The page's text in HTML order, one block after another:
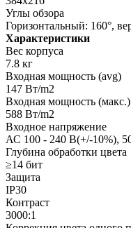
Углы обзора
Горизонтальный: 160°,
Характеристики
Вес корпуса
7.8 кг
Входная мощность (avg)
147 Вт/m2
Входная мощность (макс.)
588 Вт/m2
Входное напряжение
АС 100 - 240 В(+/-10%),
Глубина обработки цвета
≥14 бит
Защита
IP30
Контраст
3000:1